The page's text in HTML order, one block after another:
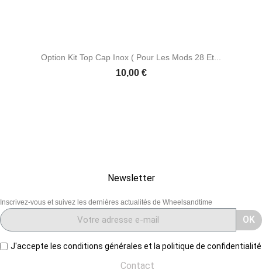
Option Kit Top Cap Inox ( Pour Les Mods 28 Et...
Prix
10,00 €
Newsletter
Inscrivez-vous et suivez les dernières actualités de Wheelsandtime
OK
J'accepte les conditions générales et la politique de confidentialité
Contact